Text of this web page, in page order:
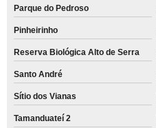
Parque do Pedroso
Pinheirinho
Reserva Biológica Alto de Serra
Santo André
Sítio dos Vianas
Tamanduateí 2